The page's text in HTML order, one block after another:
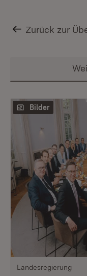
Zurück zur
Bilder
Landesregierung